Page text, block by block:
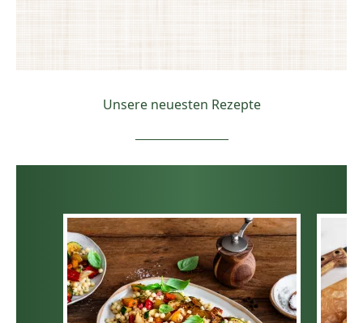
Unsere neuesten Rezepte